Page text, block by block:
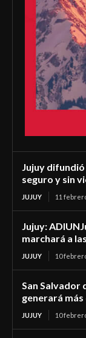
Jujuy
seguro y sin
JUJUY 11
Jujuy:
marchará a
JUJUY 10
San Salvador
generará
JUJUY 10